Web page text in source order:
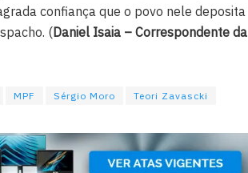
confiança que o povo nele deposita
(Daniel Isaia – Correspondente da
MPF Sérgio Moro Teori Zavascki